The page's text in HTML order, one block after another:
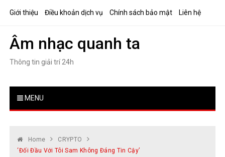
Giới thiệu Điều khoản dịch vụ Chính sách bảo mật Liên hệ
Âm nhạc quanh ta
Thông tin giải trí 24h
MENU
Home
CRYPTO
‘Đối Đầu Với Tôi Sam Không Đáng Tin Cậy’